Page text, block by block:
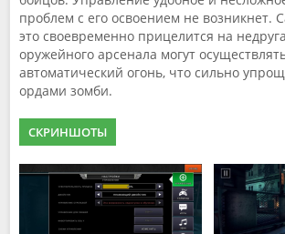
проблем с его освоением не возникнет.
это своевременно прицелится на
оружейного арсенала могут
автоматический огонь, что сильно
ордами зомби.
СКРИНШОТЫ